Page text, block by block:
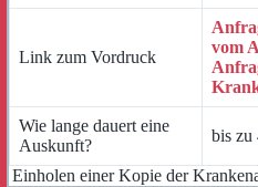
Link zum Vordruck
vom
Wie lange dauert eine
Auskunft?
bis zu
Einholen einer Kopie der